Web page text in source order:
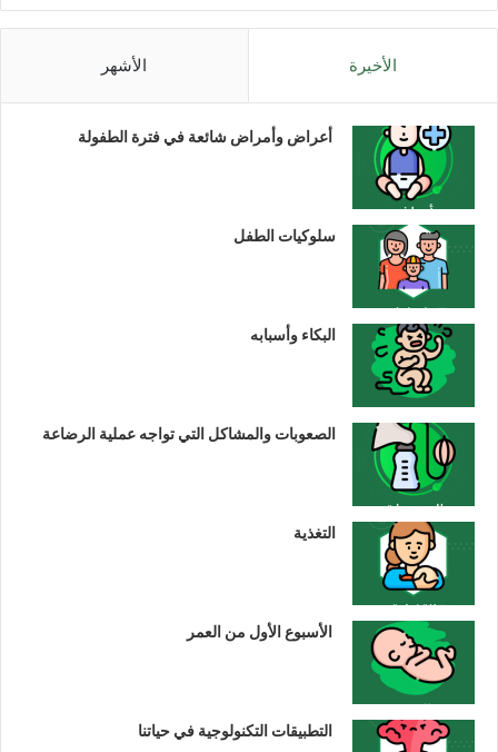
الأخيرة الأشهر
أعراض وأمراض شائعة في فترة الطفولة
سلوكيات الطفل
البكاء وأسبابه
الصعوبات والمشاكل التي تواجه عملية الرضاعة
التغذية
الأسبوع الأول من العمر
التطبيقات التكنولوجية في حياتنا